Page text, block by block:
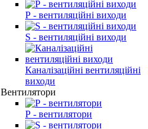
Р - вентиляційні виходи
S - вентиляційні виходи
Каналізаційні вентиляційні
виходи
Вентилятори
Р - вентилятори